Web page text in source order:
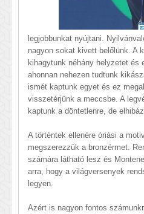
legjobbunkat nyújtani.
nagyon sokat kivett belőlünk. A
kihagytunk néhány helyzetet és
ahonnan nehezen tudtunk
ismét kaptunk egyet és ez
visszetérjünk a meccsbe. A
kaptunk a döntetlenre, de
A történtek ellenére óriási a
megszerezzük a bronzérmet.
számára látható lesz és
arra, hogy a világversenyek
legyen.
Azért is nagyon fontos